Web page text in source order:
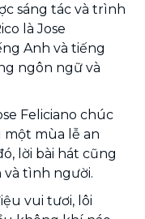
sáng tác và trình
là Jose
Anh và tiếng
ngôn ngữ và
Feliciano chúc
một mùa lễ an
lời bài hát cũng
tình người.
vui tươi, lôi